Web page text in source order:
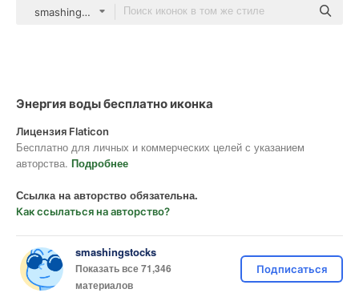
smashingstocks Flat
Энергия воды бесплатно иконка
Лицензия Flaticon
Бесплатно для личных и коммерческих целей с указанием
авторства. Подробнее
Ссылка на авторство обязательна.
Как ссылаться на авторство?
smashingstocks
Показать все 71,346
материалов
Подписаться